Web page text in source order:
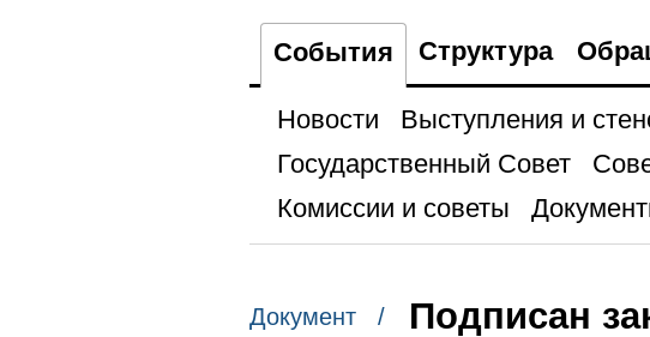
События Структура
Новости Выступления и
Государственный Совет
Комиссии и советы
Документ /
Подписан